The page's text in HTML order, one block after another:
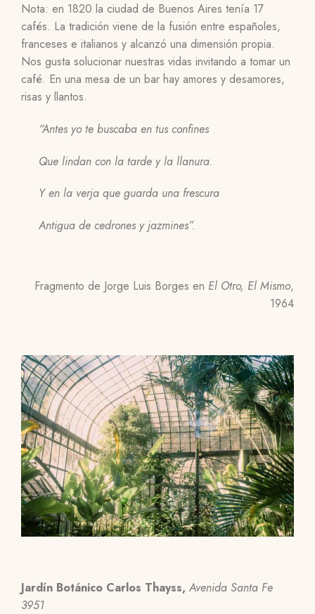
Nota: en 1820 la ciudad de Buenos Aires tenía 17
cafés. La tradición viene de la fusión entre españoles,
franceses e italianos y alcanzó una dimensión propia.
Nos gusta solucionar nuestras vidas invitando a tomar un
café. En una mesa de un bar hay amores y desamores,
risas y llantos.
“Antes yo te buscaba en tus confines
Que lindan con la tarde y la llanura.
Y en la verja que guarda una frescura
Antigua de cedrones y jazmines”.
Fragmento de Jorge Luis Borges en El Otro, El Mismo,
1964
Jardín Botánico Carlos Thayss, Avenida Santa Fe
3951